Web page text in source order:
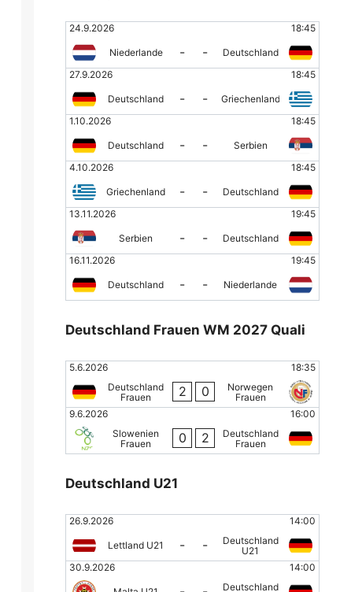
24.9.2026 18:45
Niederlande - -
Deutschland
27.9.2026
18:45
Deutschland - -
Griechenland
1.10.2026
18:45
Deutschland - -
Serbien
4.10.2026
18:45
Griechenland - -
Deutschland
13.11.2026
19:45
Serbien - -
Deutschland
16.11.2026
19:45
Deutschland - - Niederlande
Deutschland Frauen WM 2027 Quali
5.6.2026
18:35
Deutschland
Frauen
2 0
Norwegen
Frauen
9.6.2026
16:00
Slowenien
Frauen
0 2
Deutschland
Frauen
Deutschland U21
26.9.2026 14:00
Lettland U21 - -
Deutschland
U21
30.9.2026
14:00
Deutschland